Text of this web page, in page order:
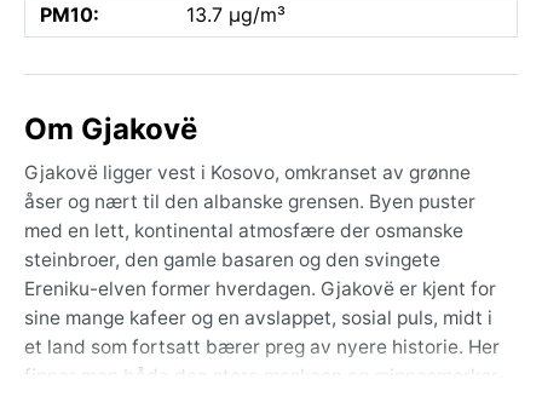
PM10:
13.7 µg/m³
Om Gjakovë
Gjakovë ligger vest i Kosovo, omkranset av grønne
åser og nært til den albanske grensen. Byen puster
med en lett, kontinental atmosfære der osmanske
steinbroer, den gamle basaren og den svingete
Ereniku-elven former hverdagen. Gjakovë er kjent for
sine mange kafeer og en avslappet, sosial puls, midt i
et land som fortsatt bærer preg av nyere historie. Her
finner man både den store moskeen og minnesmerker